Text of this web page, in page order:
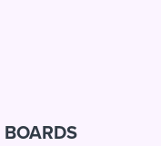
BOARDS